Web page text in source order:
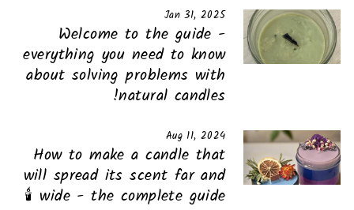
Jan 31, 2025
Welcome to the guide -
everything you need to know
about solving problems with
natural candles!
Aug 11, 2024
How to make a candle that
will spread its scent far and
wide - the complete guide 🕯️